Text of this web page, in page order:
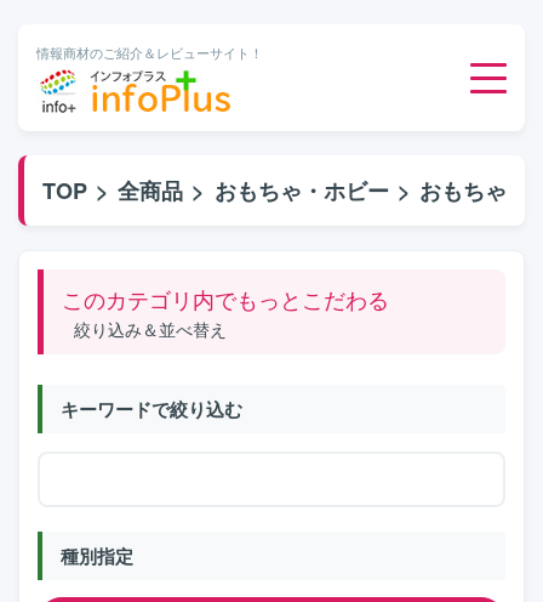
情報商材のご紹介＆レビューサイト！
オンライン物販
TOP > 全商品 > おもちゃ・ホビー > おもちゃ
このカテゴリ内でもっとこだわる
絞り込み＆並べ替え
キーワードで絞り込む
種別指定